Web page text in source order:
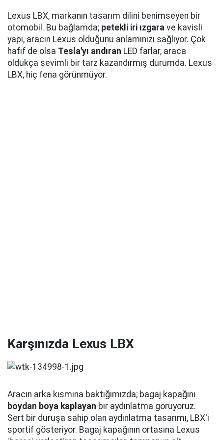
Lexus LBX, markanın tasarım dilini benimseyen bir
otomobil. Bu bağlamda; petekli iri ızgara ve kavisli
yapı, aracın Lexus olduğunu anlamınızı sağlıyor. Çok
hafif de olsa Tesla'yı andıran LED farlar, araca
oldukça sevimli bir tarz kazandırmış durumda. Lexus
LBX, hiç fena görünmüyor.
Karşınızda Lexus LBX
Aracın arka kısmına baktığımızda; bagaj kapağını
boydan boya kaplayan bir aydınlatma görüyoruz.
Sert bir duruşa sahip olan aydınlatma tasarımı, LBX'i
sportif gösteriyor. Bagaj kapağının ortasına Lexus